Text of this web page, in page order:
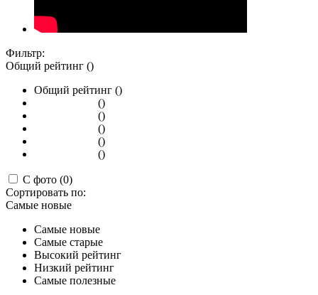
Фильтр:
Общий рейтинг ()
Общий рейтинг ()
()
()
()
()
()
С фото (0)
Сортировать по:
Самые новые
Самые новые
Самые старые
Высокий рейтинг
Низкий рейтинг
Самые полезные